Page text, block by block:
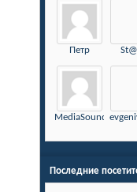
Петр
MediaSound
Последние